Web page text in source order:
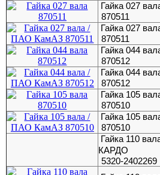
Гайка 027
870511
Гайка 027
870511
Гайка 044
870512
Гайка 044
870512
Гайка 105
870510
Гайка 105
870510
Гайка 110
КАРДО
5320-2402269